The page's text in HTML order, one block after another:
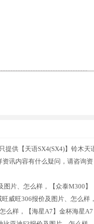
提供【天语SX4(SX4)】铃木天
讯内容有什么疑问，请咨询资
片、怎么样，【众泰M300】
威旺306报价及图片、怎么样，
么样，【海星A7】金杯海星A7